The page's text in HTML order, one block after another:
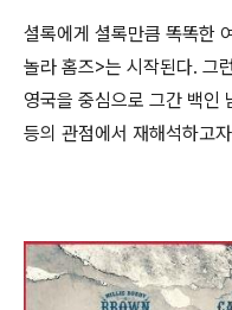
셜록에게 셜록만큼 똑똑한
놀라 홈즈>는 시작된다. 그
영국을 중심으로 그간 백인
등의 관점에서 재해석하고